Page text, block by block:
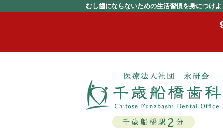
むし歯にならないための生活習慣を身につけ
千歳船橋駅 2 分